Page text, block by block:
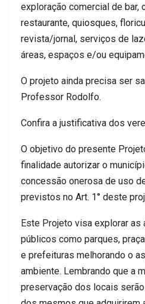
exploração comercial de bar,
restaurante, quiosques,
revista/jornal, serviços de
áreas, espaços e/ou
O projeto ainda precisa ser
Professor Rodolfo.
Confira a justificativa dos
O objetivo do presente
finalidade autorizar o
concessão onerosa de uso
previstos no Art. 1° deste
Este Projeto visa explorar as
públicos como parques,
e prefeituras melhorando o
ambiente. Lembrando que a
preservação dos locais